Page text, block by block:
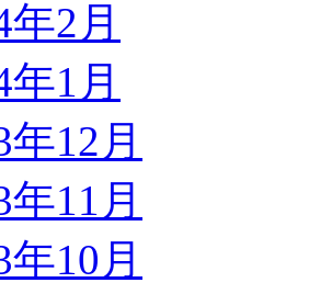
年2月
年1月
年12月
年11月
年10月